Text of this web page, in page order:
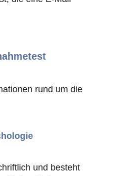
rund um die
und besteht